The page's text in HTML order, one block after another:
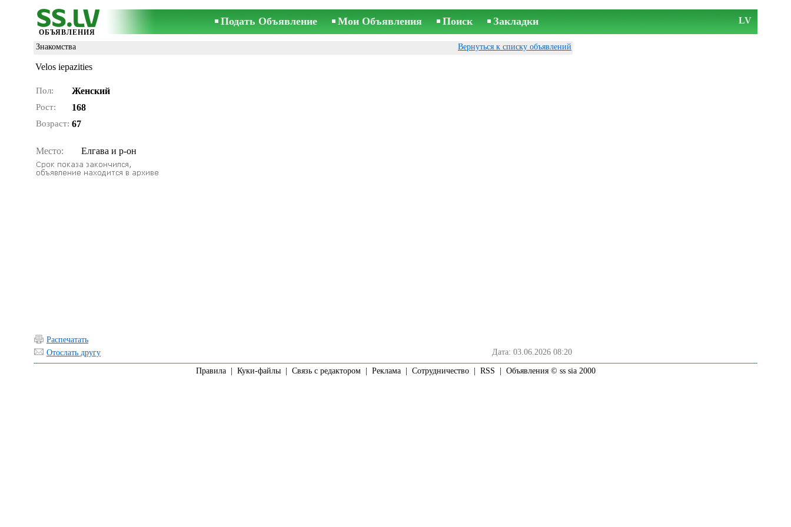
ОБЪЯВЛЕНИЯ
Подать Объявление Мои Объявления Поиск Закладки LV
Знакомства Вернуться к списку объявлений
Velos iepazities
Пол: Женский
Рост: 168
Возраст: 67
Место: Елгава и р-он
Распечатать
Отослать другу
Дата: 03.06.2026 08:20
Правила| Куки-файлы| Связь с редактором| Реклама| Сотрудничество| RSS | Объявления © ss sia 2000